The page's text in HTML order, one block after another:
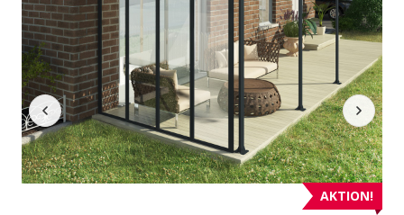
AKTION!